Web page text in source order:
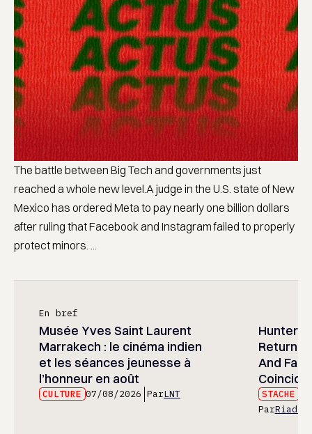
The battle between Big Tech and governments just
reached a whole new level.A judge in the U.S. state of New
Mexico has ordered Meta to pay nearly one billion dollars
after ruling that Facebook and Instagram failed to properly
protect minors. ...
En bref
Musée Yves Saint Laurent
Marrakech : le cinéma indien
et les séances jeunesse à
l’honneur en août
CULTURE 07/08/2026 ParLNT
Hunter
And
STACHE
ParRiad